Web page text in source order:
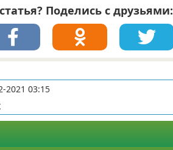
Поделись с друзьями:
2021 03:15